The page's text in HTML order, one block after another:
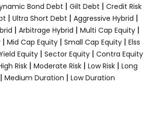
Bond Debt | Gilt Debt | Credit Risk
| Ultra Short Debt | Aggressive Hybrid |
| Arbitrage Hybrid | Multi Cap Equity |
| Mid Cap Equity | Small Cap Equity | Elss
Equity| Sector Equity | Contra Equity
Risk | Moderate Risk | Low Risk | Long
| Medium Duration | Low Duration